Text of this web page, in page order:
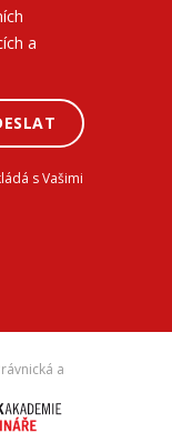
a
s Vašimi
a